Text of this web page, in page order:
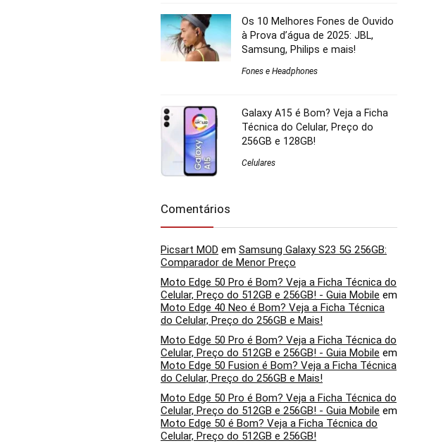
Os 10 Melhores Fones de Ouvido
à Prova d’água de 2025: JBL,
Samsung, Philips e mais!
Fones e Headphones
Galaxy A15 é Bom? Veja a Ficha
Técnica do Celular, Preço do
256GB e 128GB!
Celulares
Comentários
Picsart MOD em Samsung Galaxy S23 5G 256GB:
Comparador de Menor Preço
Moto Edge 50 Pro é Bom? Veja a Ficha Técnica do
Celular, Preço do 512GB e 256GB! - Guia Mobile em
Moto Edge 40 Neo é Bom? Veja a Ficha Técnica
do Celular, Preço do 256GB e Mais!
Moto Edge 50 Pro é Bom? Veja a Ficha Técnica do
Celular, Preço do 512GB e 256GB! - Guia Mobile em
Moto Edge 50 Fusion é Bom? Veja a Ficha Técnica
do Celular, Preço do 256GB e Mais!
Moto Edge 50 Pro é Bom? Veja a Ficha Técnica do
Celular, Preço do 512GB e 256GB! - Guia Mobile em
Moto Edge 50 é Bom? Veja a Ficha Técnica do
Celular, Preço do 512GB e 256GB!